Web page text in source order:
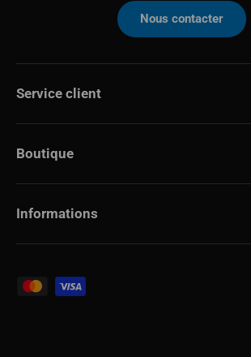
Nous contacter
Service client
Boutique
Informations
Modes de paiement acceptés